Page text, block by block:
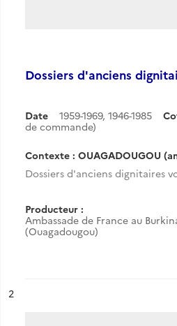
Dossiers d'anciens
Date 1959-1969, 1946-1985
de commande)
Contexte : OUAGADOUGOU
Dossiers d'anciens dignitaires
Producteur :
Ambassade de France au
(Ouagadougou)
n°
2